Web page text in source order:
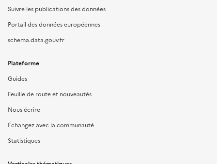
Suivre les publications des données
Portail des données européennes
schema.data.gouv.fr
Plateforme
Guides
Feuille de route et nouveautés
Nous écrire
Échangez avec la communauté
Statistiques